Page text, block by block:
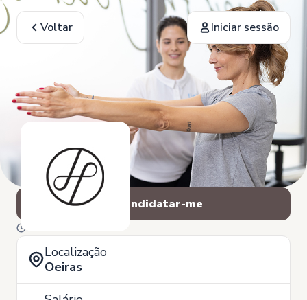
Voltar Iniciar sessão
Candidatar-me
26 de Fevereiro
Localização
Oeiras